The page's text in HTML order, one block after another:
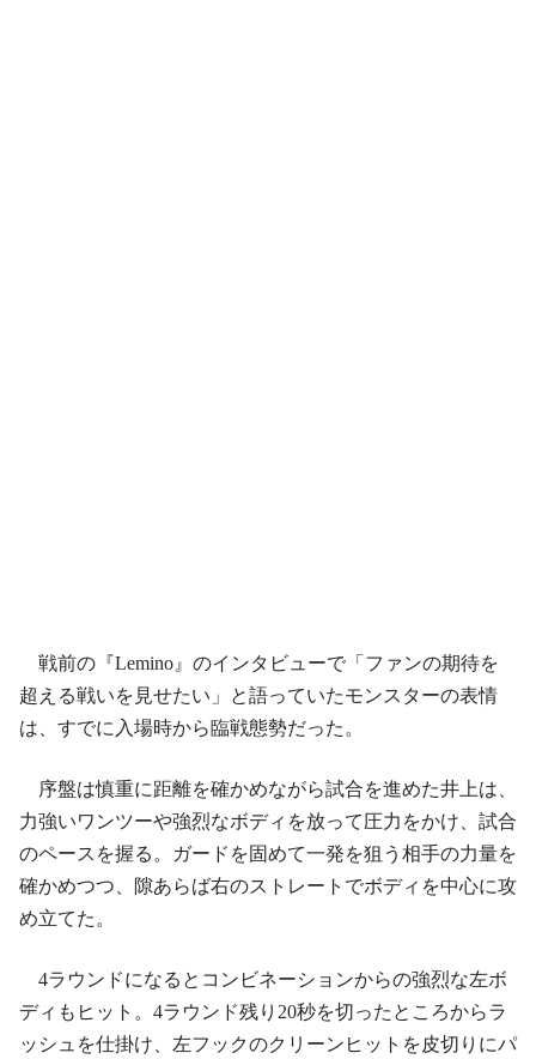
戦前の『Lemino』のインタビューで「ファンの期待を
超える戦いを見せたい」と語っていたモンスターの表情
は、すでに入場時から臨戦態勢だった。
序盤は慎重に距離を確かめながら試合を進めた井上は、
力強いワンツーや強烈なボディを放って圧力をかけ、試合
のペースを握る。ガードを固めて一発を狙う相手の力量を
確かめつつ、隙あらば右のストレートでボディを中心に攻
め立てた。
4ラウンドになるとコンビネーションからの強烈な左ボ
ディもヒット。4ラウンド残り20秒を切ったところからラ
ッシュを仕掛け、左フックのクリーンヒットを皮切りにパ